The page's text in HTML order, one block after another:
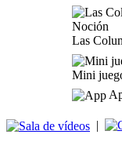
Las
Mini
|